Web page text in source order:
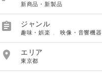
新商品・新製品
 ジャンル
趣味・娯楽 、映像・音響機器
 エリア
東京都